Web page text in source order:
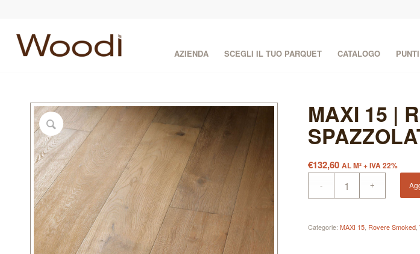
AZIENDA SCEGLI IL TUO PARQUET CATALOGO
MAXI 15 |
€132,60 AL M² + IVA 22%
Categorie: MAXI 15, Rovere Smoked,